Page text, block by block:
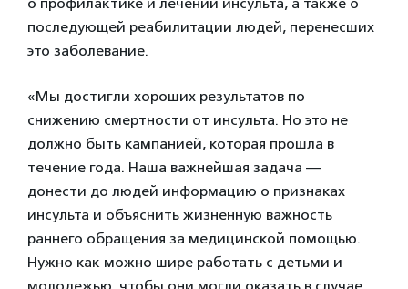
последующей реабилитации людей, перенесших
это заболевание.
«Мы достигли хороших результатов по
снижению смертности от инсульта. Но это не
должно быть кампанией, которая прошла в
течение года. Наша важнейшая задача —
донести до людей информацию о признаках
инсульта и объяснить жизненную важность
раннего обращения за медицинской помощью.
Нужно как можно шире работать с детьми и